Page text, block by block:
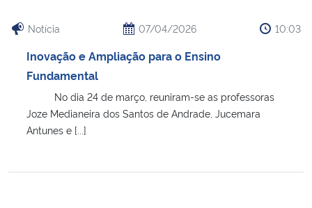
Notícia 07/04/2026 10:03
Inovação e Ampliação para o Ensino
Fundamental
No dia 24 de março, reuniram-se as professoras
Joze Medianeira dos Santos de Andrade, Jucemara
Antunes e [...]